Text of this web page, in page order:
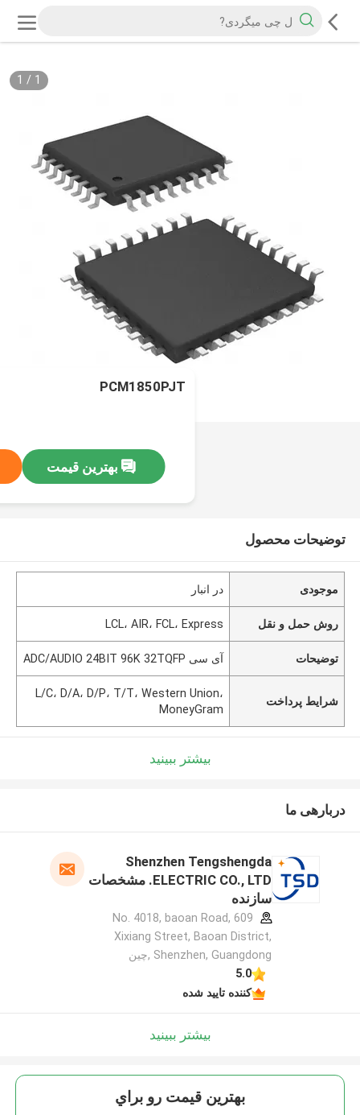
1
/
1
PCM1850PJT
بهترین قیمت
توضیحات محصول
موجودی در انبار
روش حمل و نقل LCL، AIR، FCL، Express
توضیحات آی سی ADC/AUDIO 24BIT 96K 32TQFP
شرایط پرداخت
L/C، D/A، D/P، T/T، Western Union،
MoneyGram
بیشتر ببینید
دربارهی ما
Shenzhen Tengshengda
ELECTRIC CO., LTD. مشخصات
سازنده
609 No. 4018, baoan Road,
Xixiang Street, Baoan District,
Shenzhen, Guangdong ,چین
5.0
کننده تایید شده
بیشتر ببینید
بهترين قيمت رو براي